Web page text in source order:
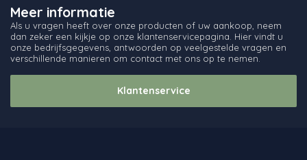
Meer informatie
Als u vragen heeft over onze producten of uw aankoop, neem
dan zeker een kijkje op onze klantenservicepagina. Hier vindt u
onze bedrijfsgegevens, antwoorden op veelgestelde vragen en
verschillende manieren om contact met ons op te nemen.
Klantenservice